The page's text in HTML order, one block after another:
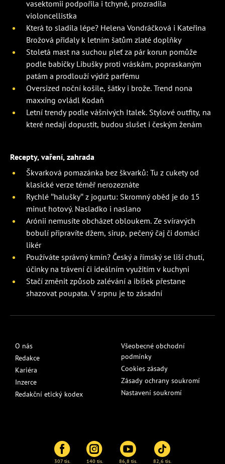
vasektomii podpořila i tchyně, prozradila
violoncellistka
Která to sladila lépe? Helena Vondráčková i Kateřina
Brožová přidaly k letním šatům zlaté doplňky
Stoletá mast na suchou pleť za pár korun pomůže
podle babičky Libušky proti vráskám, popraskaným
patám a prodlouží výdrž parfému
Oversized noční košile, šátky i brože. Trend nona
maxxing ovládl Kodaň
Letní trendy podle vášnivých Italek. Stylové outfity, na
které nedají dopustit, budou slušet i českým ženám
Recepty, vaření, zahrada
Škvarková pomazánka bez škvarků: Tu z cukety od
klasické verze téměř nerozeznáte
Rychlé "halušky" z jogurtu: Skromný oběd je do 15
minut hotový. Nasladko i naslano
Arónii nemusíte obcházet obloukem. Ze svíravých
bobulí připravíte džem, sirup, pečený čaj či domácí
likér
Používáte správný kmín? Český a římský se liší chutí,
účinky na trávení či ideálním využitím v kuchyni
Stačí změnit způsob zalévání a ibišek přestane
shazovat poupata. V srpnu je to zásadní
O nás
Redakce
Kariéra
Inzerce
Redakční etický kodex
Všeobecné obchodní
podmínky
Cookies zásady
Zásady ochrany soukromí
Nastavení soukromí
307 tis. 140 tis. 86,8 tis. 82,6 tis.